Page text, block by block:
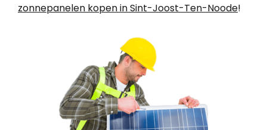
zonnepanelen kopen in Sint-Joost-Ten-Noode!